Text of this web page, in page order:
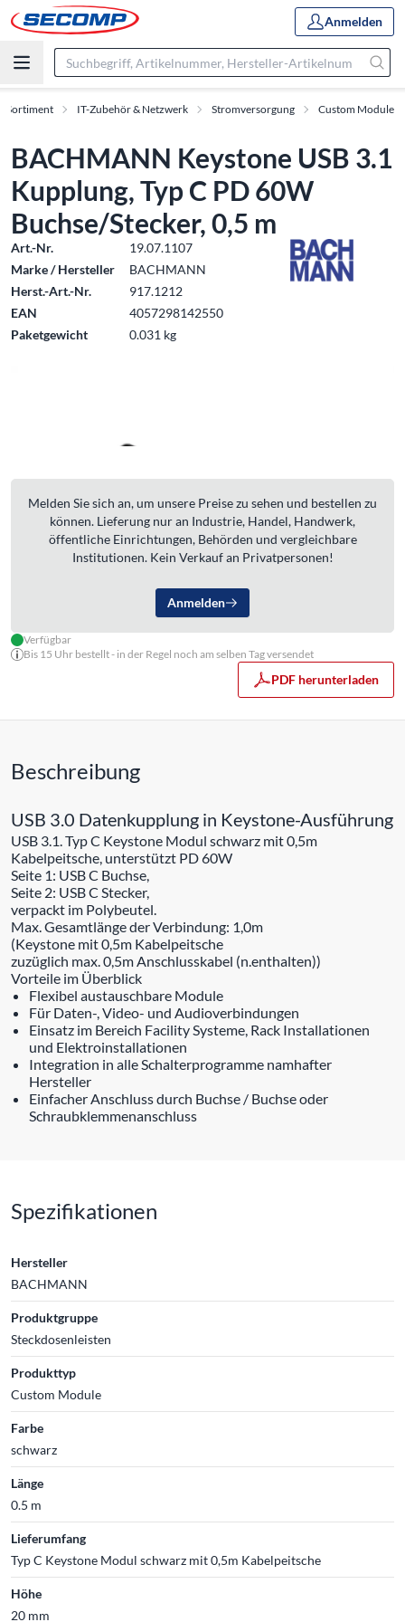
Anmelden
Sortiment IT-Zubehör & Netzwerk Stromversorgung Custom Module
BACHMANN Keystone USB 3.1
Kupplung, Typ C PD 60W
Buchse/Stecker, 0,5 m
Art.-Nr.
19.07.1107
Marke / Hersteller
BACHMANN
Herst.-Art.-Nr.
917.1212
EAN
4057298142550
Paketgewicht
0.031 kg
Melden Sie sich an, um unsere Preise zu sehen und bestellen zu
können. Lieferung nur an Industrie, Handel, Handwerk,
öffentliche Einrichtungen, Behörden und vergleichbare
Institutionen. Kein Verkauf an Privatpersonen!
Anmelden
Verfügbar
Bis 15 Uhr bestellt - in der Regel noch am selben Tag versendet
PDF herunterladen
Beschreibung
USB 3.0 Datenkupplung in Keystone-Ausführung
USB 3.1. Typ C Keystone Modul schwarz mit 0,5m
Kabelpeitsche, unterstützt PD 60W
Seite 1: USB C Buchse,
Seite 2: USB C Stecker,
verpackt im Polybeutel.
Max. Gesamtlänge der Verbindung: 1,0m
(Keystone mit 0,5m Kabelpeitsche
zuzüglich max. 0,5m Anschlusskabel (n.enthalten))
Vorteile im Überblick
Flexibel austauschbare Module
Für Daten-, Video- und Audioverbindungen
Einsatz im Bereich Facility Systeme, Rack Installationen
und Elektroinstallationen
Integration in alle Schalterprogramme namhafter
Hersteller
Einfacher Anschluss durch Buchse / Buchse oder
Schraubklemmenanschluss
Spezifikationen
Hersteller
BACHMANN
Produktgruppe
Steckdosenleisten
Produkttyp
Custom Module
Farbe
schwarz
Länge
0.5 m
Lieferumfang
Typ C Keystone Modul schwarz mit 0,5m Kabelpeitsche
Höhe
20 mm